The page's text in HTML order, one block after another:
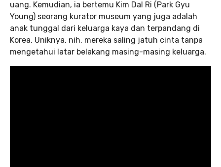
uang. Kemudian, ia bertemu Kim Dal Ri (Park Gyu
Young) seorang kurator museum yang juga adalah
anak tunggal dari keluarga kaya dan terpandang di
Korea. Uniknya, nih, mereka saling jatuh cinta tanpa
mengetahui latar belakang masing-masing keluarga.